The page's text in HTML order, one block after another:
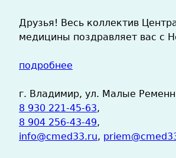
Друзья! Весь коллектив
медицины поздравляет вас с
подробнее
г. Владимир, ул. Малые
8 930 221-45-63,
8 904 256-43-49,
info@cmed33.ru,